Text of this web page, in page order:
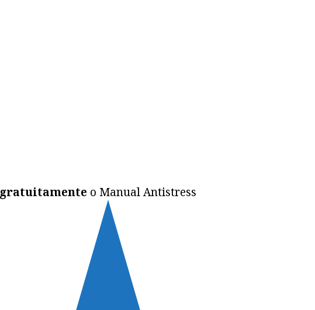
gratuitamente o Manual Antistress